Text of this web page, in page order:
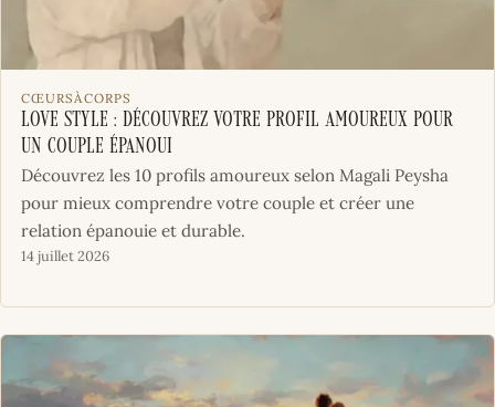
CŒURSÀCORPS
Love Style : découvrez votre profil amoureux pour
un couple épanoui
Découvrez les 10 profils amoureux selon Magali Peysha
pour mieux comprendre votre couple et créer une
relation épanouie et durable.
14 juillet 2026